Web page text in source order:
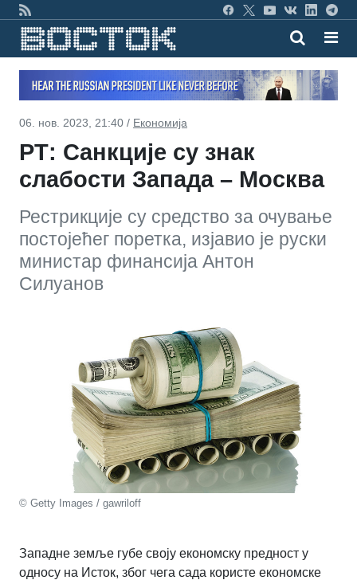
06. нов. 2023, 21:40 / Економија
РТ: Санкције су знак
слабости Запада – Москва
Рестрикције су средство за очување
постојећег поретка, изјавио је руски
министар финансија Антон
Силуанов
© Getty Images / gawriloff
Западне земље губе своју економску предност у
односу на Исток, због чега сада користе економске